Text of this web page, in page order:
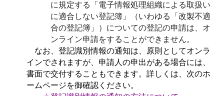
に規定する「電子情報処理組織による取扱い
に適合しない登記簿」（いわゆる「改製不適
合の登記簿」）についての登記の申請は、オ
ンライン申請をすることができません。
なお、登記識別情報の通知は、原則としてオンラ
インでされますが、申請人の申出がある場合には、
書面で交付することもできます。詳しくは、次のホ
ームページを御確認ください。